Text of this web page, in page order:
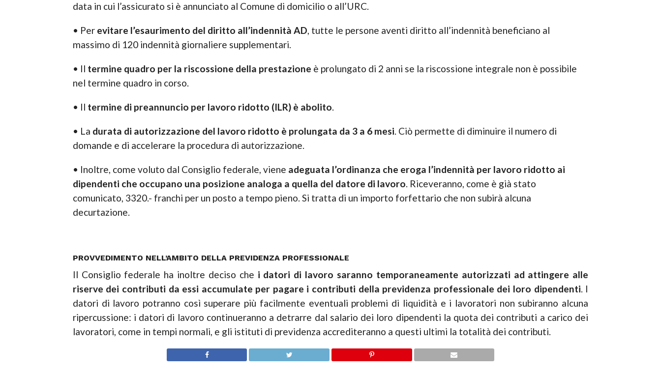
data in cui l’assicurato si è annunciato al Comune di domicilio o all’URC.
• Per evitare l’esaurimento del diritto all’indennità AD, tutte le persone aventi diritto all’indennità beneficiano al
massimo di 120 indennità giornaliere supplementari.
• Il termine quadro per la riscossione della prestazione è prolungato di 2 anni se la riscossione integrale non è possibile
nel termine quadro in corso.
• Il termine di preannuncio per lavoro ridotto (ILR) è abolito.
• La durata di autorizzazione del lavoro ridotto è prolungata da 3 a 6 mesi. Ciò permette di diminuire il numero di
domande e di accelerare la procedura di autorizzazione.
• Inoltre, come voluto dal Consiglio federale, viene adeguata l’ordinanza che eroga l’indennità per lavoro ridotto ai
dipendenti che occupano una posizione analoga a quella del datore di lavoro. Riceveranno, come è già stato
comunicato, 3320.- franchi per un posto a tempo pieno. Si tratta di un importo forfettario che non subirà alcuna
decurtazione.
PROVVEDIMENTO NELL’AMBITO DELLA PREVIDENZA PROFESSIONALE
Il Consiglio federale ha inoltre deciso che i datori di lavoro saranno temporaneamente autorizzati ad attingere alle
riserve dei contributi da essi accumulate per pagare i contributi della previdenza professionale dei loro dipendenti. I
datori di lavoro potranno così superare più facilmente eventuali problemi di liquidità e i lavoratori non subiranno alcuna
ripercussione: i datori di lavoro continueranno a detrarre dal salario dei loro dipendenti la quota dei contributi a carico dei
lavoratori, come in tempi normali, e gli istituti di previdenza accrediteranno a questi ultimi la totalità dei contributi.